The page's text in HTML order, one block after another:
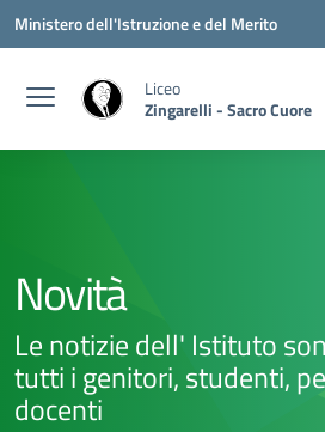
Vai ai contenuti
Vai al menu di navigazione
Vai al footer
Ministero dell'Istruzione e del Merito
Liceo
Zingarelli - Sacro Cuore
Novità
Le notizie dell' Istituto
tutti i genitori, studenti,
docenti